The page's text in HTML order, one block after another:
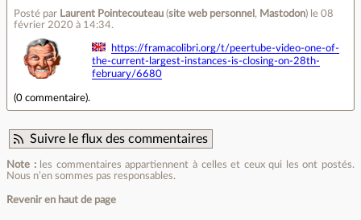
Posté par Laurent Pointecouteau (site web personnel , Mastodon) le 08
février 2020 à 14:34.
https://framacolibri.org/t/peertube-video-one-of-
the-current-largest-instances-is-closing-on-28th-
february/6680
(0 commentaire).
Suivre le flux des commentaires
Note :les commentaires appartiennent à celles et ceux qui les ont postés.
Nous n’en sommes pas responsables.
Revenir en haut de page